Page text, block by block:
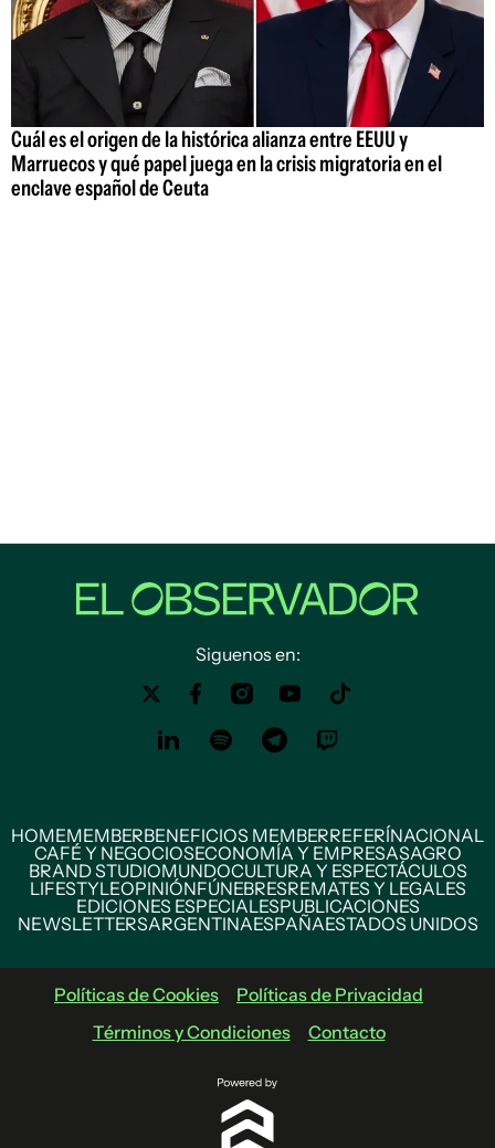
Cuál es el origen de la histórica alianza entre EEUU y
Marruecos y qué papel juega en la crisis migratoria en el
enclave español de Ceuta
Siguenos en:
HOMEMEMBERBENEFICIOS MEMBERREFERÍNACIONAL
CAFÉ Y NEGOCIOSECONOMÍA Y EMPRESASAGRO
BRAND STUDIOMUNDOCULTURA Y ESPECTÁCULOS
LIFESTYLEOPINIÓNFÚNEBRESREMATES Y LEGALES
EDICIONES ESPECIALESPUBLICACIONES
NEWSLETTERSARGENTINAESPAÑAESTADOS UNIDOS
Políticas de Cookies
Políticas de Privacidad
Términos y Condiciones
Contacto